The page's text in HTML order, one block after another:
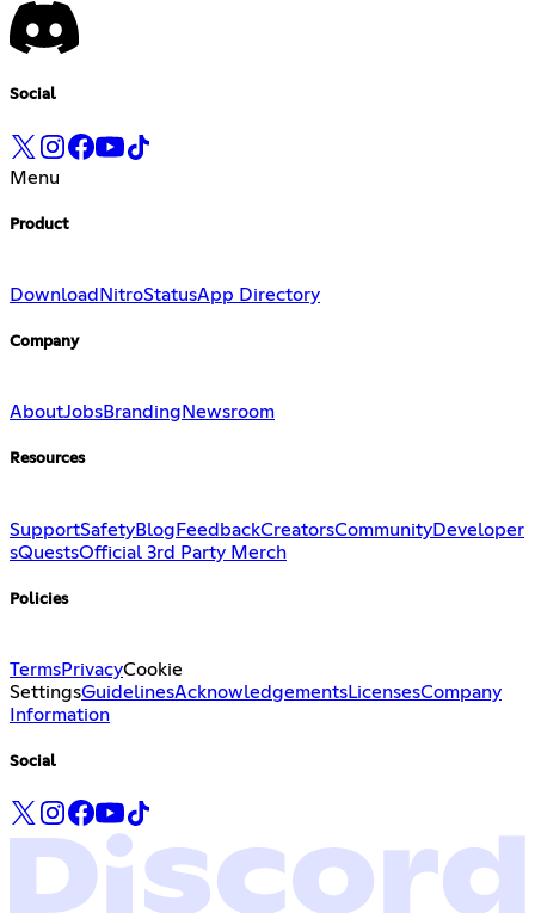
Social
Menu
Product
Download NitroStatusApp Directory
Company
AboutJobsBranding Newsroom
Resources
SupportSafetyBlog FeedbackCreatorsCommunityDeveloper
sQuestsOfficial 3rd Party Merch
Policies
TermsPrivacyCookie
SettingsGuidelinesAcknowledgementsLicensesCompany
Information
Social